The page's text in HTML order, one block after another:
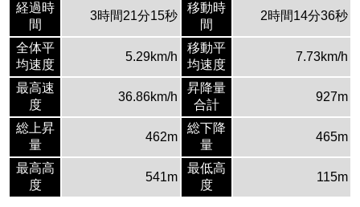
経過時
間
3時間21分15秒
移動時
間
2時間14分36秒
全体平
均速度
5.29km/h
移動平
均速度
7.73km/h
最高速
度
36.86km/h
昇降量
合計
927m
総上昇
量
462m
総下降
量
465m
最高高
度
541m
最低高
度
115m